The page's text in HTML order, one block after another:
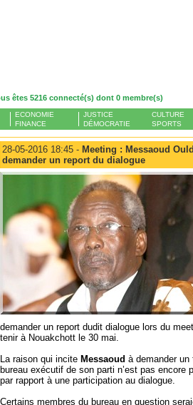
êtes 5216 connecté(s) dont 0 membre(s)
ECONOMIE
FINANCE
JUSTICE
DÉMOCRATIE
CULTURE
SPORTS
28-05-2016 18:45 - Meeting : Messaoud
demander un report du dialogue
demander un report dudit dialogue lors du
tenir à Nouakchott le 30 mai.
La raison qui incite Messaoud à demander
bureau exécutif de son parti n’est pas encore
par rapport à une participation au dialogue.
Certains membres du bureau en question